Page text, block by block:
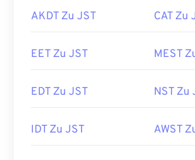
AKDT Zu JST CAT Zu
EET Zu JST MEST
EDT Zu JST NST Zu
IDT Zu JST AWST